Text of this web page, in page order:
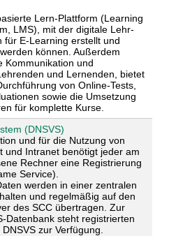
Lern-Plattform (Learning
LMS), mit der digitale Lehr-
für E-Learning erstellt und
können. Außerdem
Kommunikation und
und Lernenden, bietet
von Online-Tests,
sowie die Umsetzung
für komplette Kurse.
(DNSVS)
und für die Nutzung von
und Intranet benötigt jeder am
Rechner eine Registrierung
Service).
werden in einer zentralen
und regelmäßig auf den
des SCC übertragen. Zur
Datenbank steht registrierten
zur Verfügung.